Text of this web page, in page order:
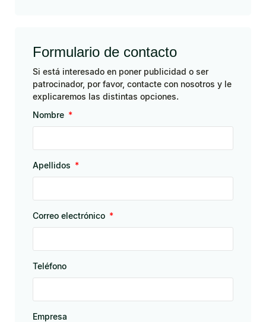
Formulario de contacto
Si está interesado en poner publicidad o ser
patrocinador, por favor, contacte con nosotros y le
explicaremos las distintas opciones.
Nombre
Apellidos
Correo electrónico
Teléfono
Empresa